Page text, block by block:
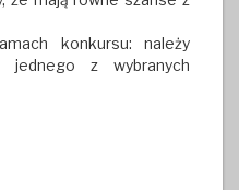
konkursu: należy
jednego z wybranych